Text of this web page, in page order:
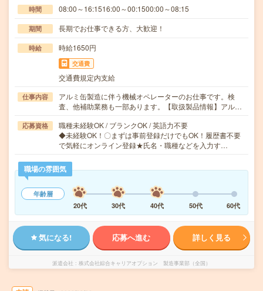
時間 08:00～16:1516:00～00:1500:00～08:15
期間 長期でお仕事できる方、大歓迎！
時給 時給1650円
交通費
交通費規定内支給
仕事内容
アルミ缶製造に伴う機械オペレーターのお仕事です。検
査、他補助業務も一部あります。【取扱製品情報】アル…
応募資格
職種未経験OK / ブランクOK / 英語力不要
◆未経験OK！〇まずは事前登録だけでもOK！履歴書不要
で気軽にオンライン登録★氏名・職種などを入力す…
職場の雰囲気
年齢層
20代
30代 40代 50代 60代
気になる! 応募へ進む 詳しく見る
派遣会社 株式会社綜合キャリアオプション 製造事業部（全国）